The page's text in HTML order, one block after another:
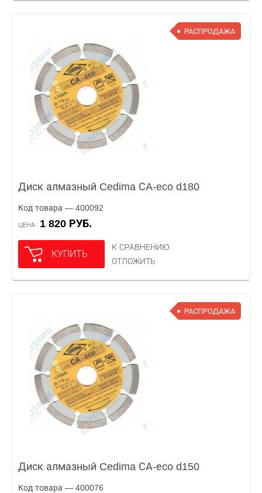
РАСПРОДАЖА
Диск алмазный Cedima СA-eco d180
Код товара — 400092
ЦЕНА 1 820 РУБ.
КУПИТЬ
К СРАВНЕНИЮ
ОТЛОЖИТЬ
РАСПРОДАЖА
Диск алмазный Cedima СА-есо d150
Код товара — 400076